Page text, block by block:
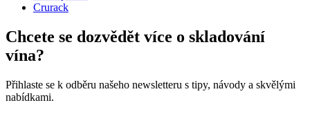
Crurack
Chcete se dozvědět více o skladování
vína?
Přihlaste se k odběru našeho newsletteru s tipy, návody a skvělými
nabídkami.